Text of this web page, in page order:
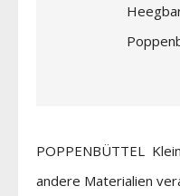
POPPENBÜTTEL
andere Materialien